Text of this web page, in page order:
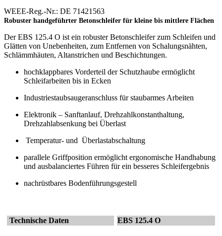
WEEE-Reg.-Nr.: DE 71421563
Robuster handgeführter Betonschleifer für kleine bis mittlere Flächen
Der EBS 125.4 O ist ein robuster Betonschleifer zum Schleifen und
Glätten von Unebenheiten, zum Entfernen von Schalungsnähten,
Schlämmhäuten, Altanstrichen und Beschichtungen.
hochklappbares Vorderteil der Schutzhaube ermöglicht
Schleifarbeiten bis in Ecken
Industriestaubsaugeranschluss für staubarmes Arbeiten
Elektronik – Sanftanlauf, Drehzahlkonstanthaltung,
Drehzahlabsenkung bei Überlast
Temperatur- und Überlastabschaltung
parallele Griffposition ermöglicht ergonomische Handhabung
und ausbalanciertes Führen für ein besseres Schleifergebnis
nachrüstbares Bodenführungsgestell
Technische Daten EBS 125.4 O